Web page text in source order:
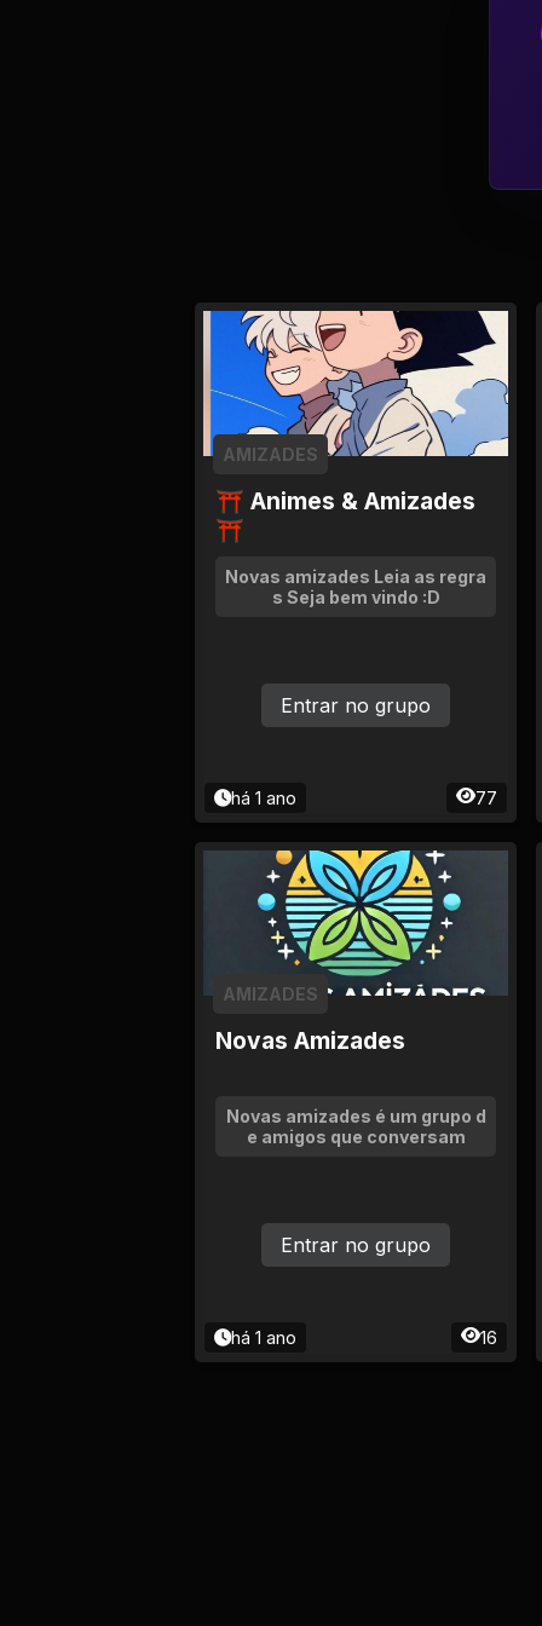
⛩ Animes & Amizades
⛩
AMIZADES
Novas amizades Leia as regra
s Seja bem vindo :D
há 1 ano 77
Entrar no grupo
Novas Amizades
AMIZADES
Novas amizades é um grupo d
e amigos que conversam
há 1 ano 16
Entrar no grupo